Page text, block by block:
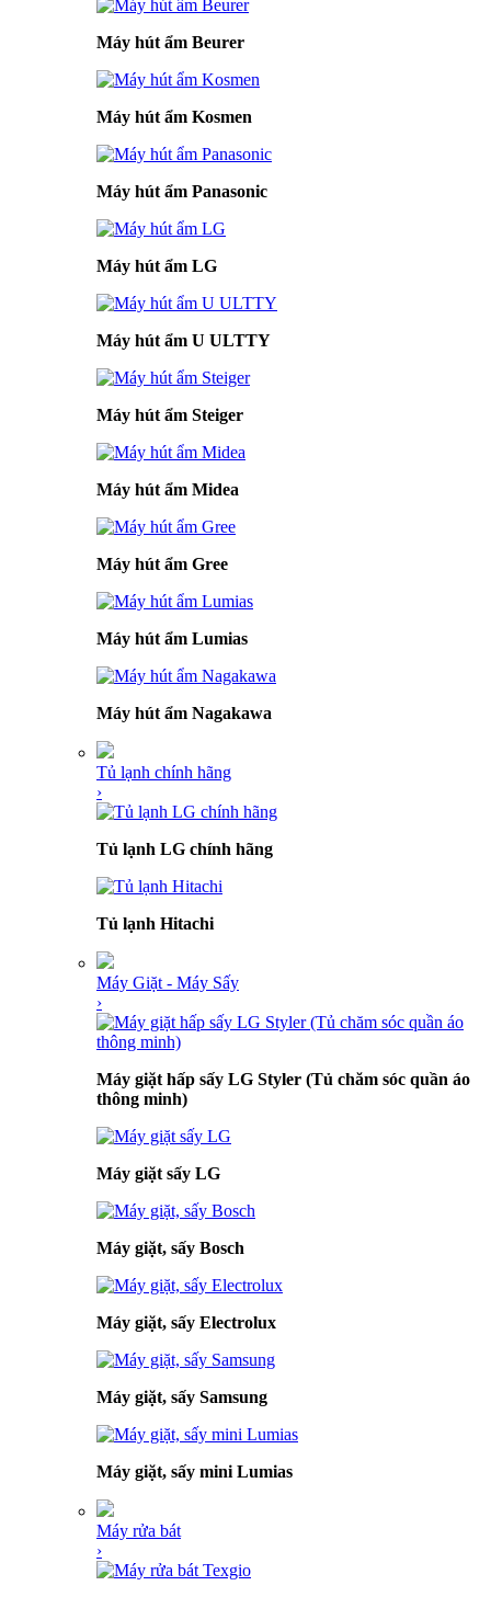
Máy hút ẩm Beurer
Máy hút ẩm Kosmen
Máy hút ẩm Panasonic
Máy hút ẩm LG
Máy hút ẩm U ULTTY
Máy hút ẩm Steiger
Máy hút ẩm Midea
Máy hút ẩm Gree
Máy hút ẩm Lumias
Máy hút ẩm Nagakawa
Tủ lạnh chính hãng
›
Tủ lạnh LG chính hãng
Tủ lạnh Hitachi
Máy Giặt - Máy Sấy
›
Máy giặt hấp sấy LG Styler (Tủ chăm sóc quần áo
thông minh)
Máy giặt sấy LG
Máy giặt, sấy Bosch
Máy giặt, sấy Electrolux
Máy giặt, sấy Samsung
Máy giặt, sấy mini Lumias
Máy rửa bát
›